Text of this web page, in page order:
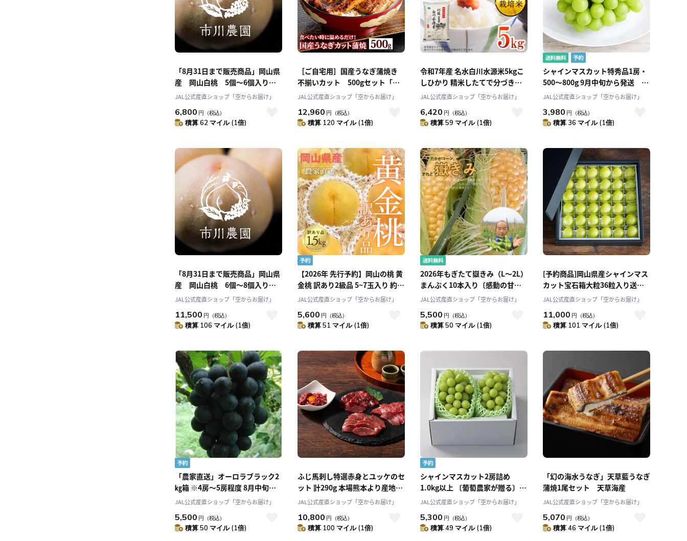
「8月31日まで販売商品」岡山県
産 岡山白桃 5個～6個入り
1.3ｋｇ白鳳、白麗等旬の品種を
JAL公式産直ショップ「空からお届け」
6,800 円 （税込）
積算 62 マイル (1倍)
［ご自宅用］国産うなぎ蒲焼き
不揃いカット 500gセット「大
五うなぎ工房」「大五通商株式会
JAL公式産直ショップ「空からお届け」
12,960 円 （税込）
積算 120 マイル (1倍)
令和7年産 名水白川水源米5kgこ
しひかり 精米したてで分づきが
選べる！送料無料「株式会社カネ
JAL公式産直ショップ「空からお届け」
6,420 円 （税込）
積算 59 マイル (1倍)
シャインマスカット特秀品1房・
500～800g 9月中旬から発送 送
料無料「アンスリーファーム」
JAL公式産直ショップ「空からお届け」
3,980 円 （税込）
積算 36 マイル (1倍)
「8月31日まで販売商品」岡山県
産 岡山白桃 6個～8個入り 2
ｋｇ白鳳、白麗等旬の品種をお届
JAL公式産直ショップ「空からお届け」
11,500 円 （税込）
積算 106 マイル (1倍)
【2026年 先行予約】岡山の桃 黄
金桃 訳あり2級品 5~7玉入り 約
1.5kg［MIKI’S ORCHARD］
JAL公式産直ショップ「空からお届け」
5,600 円 （税込）
積算 51 マイル (1倍)
2026年もぎたて嶽きみ（L～2L）
まんぷく10本入り〔感動の甘
さ！〕青森県産ブランドトウモロ
きみ屋弘前直売所]
JAL公式産直ショップ「空からお届け」
5,500 円 （税込）
積算 50 マイル (1倍)
[予約商品]岡山県産シャインマス
カット宝石箱大粒36粒入り送料
無料 9月以降発送 [悠建商事株
JAL公式産直ショップ「空からお届け」
11,000 円 （税込）
積算 101 マイル (1倍)
「農家直送」オーロラブラック2
㎏箱 ※4房～5房程度 8月中旬以
降発送予定 岡山県和気町産 [松石
JAL公式産直ショップ「空からお届け」
5,500 円 （税込）
積算 50 マイル (1倍)
ふじ馬刺し特選赤身とユッケのセ
ット 計290g 本場熊本より産地直
送！馬刺しと黒毛和牛の専門店
寄せ
JAL公式産直ショップ「空からお届け」
10,800 円 （税込）
積算 100 マイル (1倍)
シャインマスカット2房詰め
1.0kg以上 〔葡萄農家が贈る〕こ
だわりの美味しさ「Nini farm」
JAL公式産直ショップ「空からお届け」
5,300 円 （税込）
積算 49 マイル (1倍)
「幻の海水うなぎ」天草藍うなぎ
蒲焼1尾セット 天草海産
JAL公式産直ショップ「空からお届け」
5,070 円 （税込）
積算 46 マイル (1倍)